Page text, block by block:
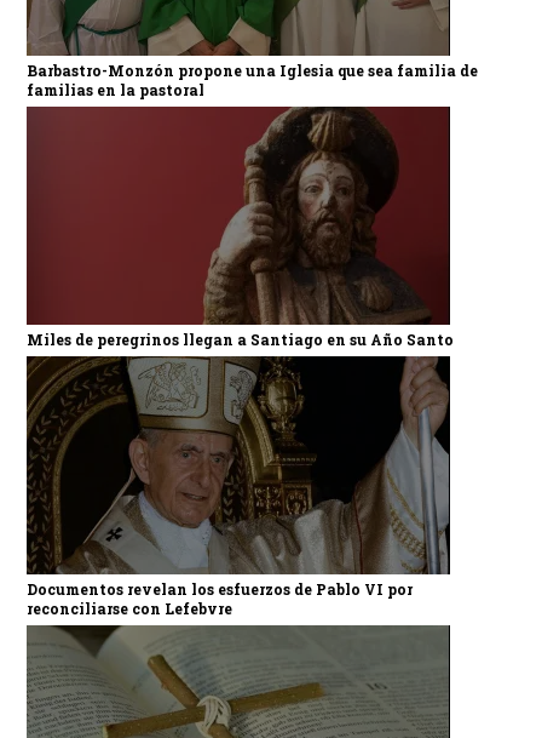
Barbastro-Monzón propone una Iglesia que sea familia de
familias en la pastoral
Miles de peregrinos llegan a Santiago en su Año Santo
Documentos revelan los esfuerzos de Pablo VI por
reconciliarse con Lefebvre